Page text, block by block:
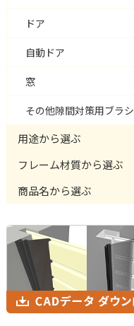
ドア
自動ドア
窓
その他隙間対策用ブラシ
用途から選ぶ
フレーム材質から選ぶ
商品名から選ぶ